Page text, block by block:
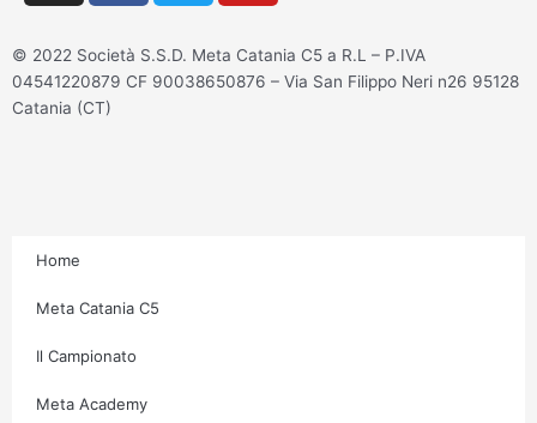
t
a
g
e
b
t
t
t
u
© 2022 Società S.S.D. Meta Catania C5 a R.L – P.IVA
04541220879 CF 90038650876 – Via San Filippo Neri n26 95128
Catania (CT)
Home
Meta Catania C5
Il Campionato
Meta Academy